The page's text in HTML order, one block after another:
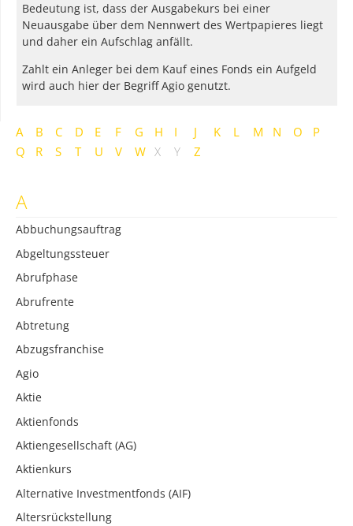
A B C D E F G H I J K L M N O
P
Q
R S T U V W X Y Z
A
Abbuchungsauftrag
Abgeltungssteuer
Abrufphase
Abrufrente
Abtretung
Abzugsfranchise
Agio
Aktie
Aktienfonds
Aktiengesellschaft (AG)
Aktienkurs
Alternative Investmentfonds (AIF)
Altersrückstellung
Bedeutung ist, dass der Ausgabekurs bei einer
Neuausgabe über dem Nennwert des Wertpapieres liegt
und daher ein Aufschlag anfällt.
Zahlt ein Anleger bei dem Kauf eines Fonds ein Aufgeld
wird auch hier der Begriff Agio genutzt.